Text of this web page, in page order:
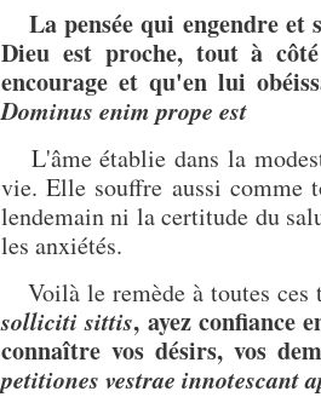
La pensée qui engendre et
Dieu est proche, tout à
encourage et qu'en lui
Dominus enim prope est
L'âme établie dans la
vie. Elle souffre aussi comme
lendemain ni la certitude du
les anxiétés.
Voilà le remède à toutes ces
solliciti sittis, ayez confiance
connaître vos désirs, vos
petitiones vestrae innotescant